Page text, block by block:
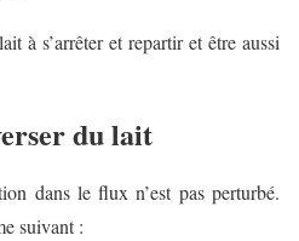
à s’arrêter et repartir et être aussi
du lait
dans le flux n’est pas perturbé.
suivant :